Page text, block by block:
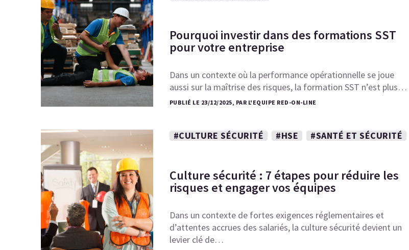
Pourquoi investir dans des formations SST
pour votre entreprise
Dans un contexte où la performance opérationnelle se joue
aussi sur la maîtrise des risques, la formation SST n’est plus…
PUBLIÉ LE 23/12/2025, PAR L'EQUIPE RED-ON-LINE
#CULTURE SÉCURITÉ #HSE #SANTÉ ET SÉCURITÉ
Culture sécurité : 7 étapes pour réduire les
risques et engager vos équipes
Dans un contexte de fortes exigences réglementaires et
d’attentes accrues des salariés, la culture sécurité devient un
levier clé de…